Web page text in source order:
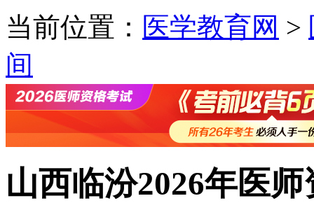
当前位置： 医学教育网 >
间
山西临汾2026年医